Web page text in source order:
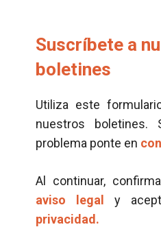
Suscríbete a
boletines
Utiliza este
nuestros boletines.
problema ponte en
Al continuar,
aviso legal
y
privacidad.